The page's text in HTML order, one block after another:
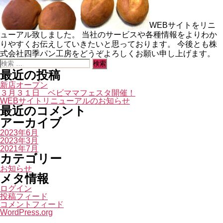
WEBサイトをリニ
ューアル致しました。 当社のサービスや各種情報をよりわか
りやすくお伝えしていきたいと思っております。 今後とも株
式会社四季パン工房をどうぞよろしくお願い申し上げます。
検
索
対
象:
最近の投稿
新店オープン
３月３１日 ベビママフェスタ開催！
WEBサイトリニューアルのお知らせ
最近のコメント
アーカイブ
2023年6月
2023年3月
2021年7月
カテゴリー
お知らせ
メタ情報
ログイン
投稿フィード
コメントフィード
WordPress.org